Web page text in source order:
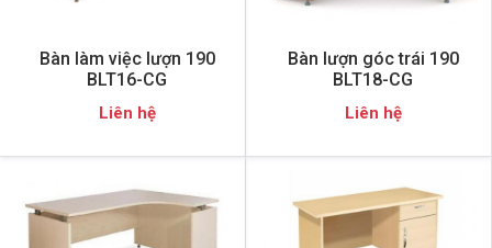
Bàn làm việc lượn 190
BLT16-CG
Liên hệ
Bàn lượn góc trái 190
BLT18-CG
Liên hệ